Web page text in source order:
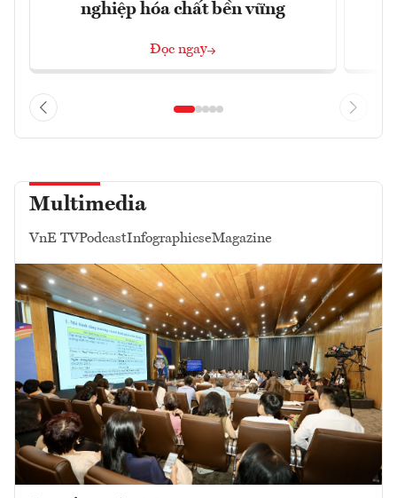
nghiệp hóa chất bền vững
Đọc ngay
Multimedia
VnE TVPodcastInfographicseMagazine